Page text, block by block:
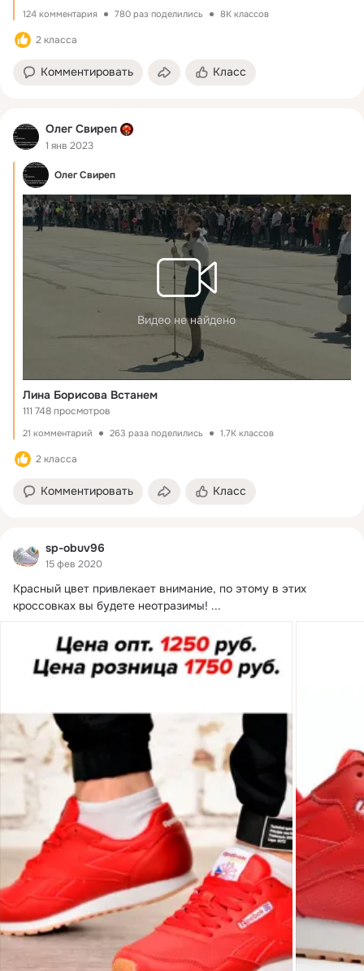
124 комментария 780 раз поделились 8K классов
2 класса
Комментировать Класс
Олег Свиреп
1 янв 2023
Олег Свиреп
Видео не найдено
Лина Борисова Встанем
111 748 просмотров
21 комментарий 263 раза поделились 1.7K классов
2 класса
Комментировать Класс
sp-obuv96
15 фев 2020
Красный цвет привлекает внимание, по этому в этих
кроссовках вы будете неотразимы! ...